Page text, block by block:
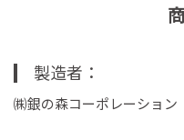
製造者
㈱銀の森コーポレーショ